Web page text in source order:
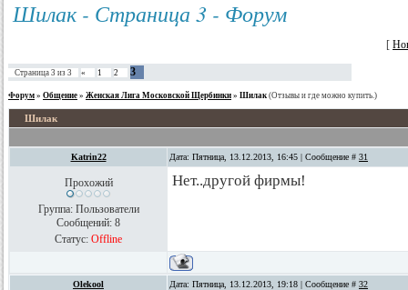
Шилак - Страница 3 - Форум
[
Страница 3 из 3 « 1 2 3
Форум » Общение » Женская Лига Московской Щербинки » Шилак (Отзывы и где можно купить.)
Шилак
Katrin22 Дата: Пятница, 13.12.2013, 16:45 | Сообщение # 31
Прохожий
Группа: Пользователи
Сообщений: 8
Статус: Offline
Нет..другой фирмы!
Olekool Дата: Пятница, 13.12.2013, 19:18 | Сообщение # 32